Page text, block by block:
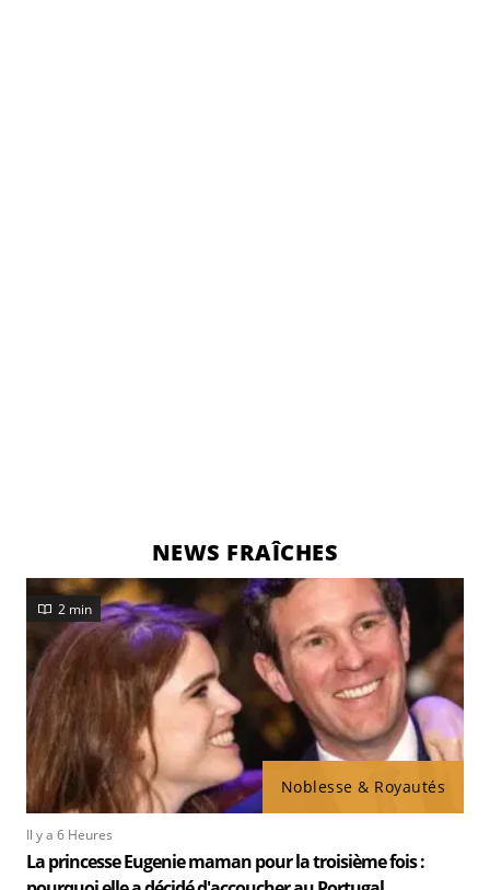
NEWS FRAÎCHES
Noblesse & Royautés
2 min
Il y a 6 Heures
La princesse Eugenie maman pour la troisième fois :